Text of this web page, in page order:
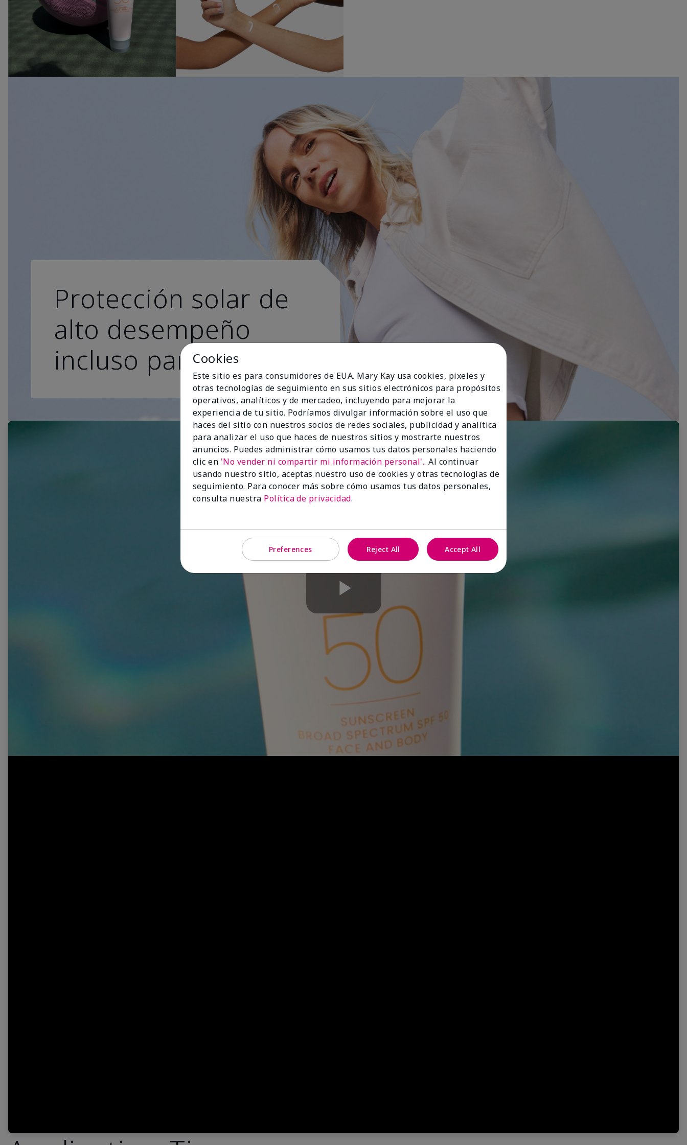
Protección solar de
alto desempeño
incluso para los esti
Play
Video
Cookies
Este sitio es para consumidores de EUA. Mary Kay usa cookies, pixeles y
otras tecnologías de seguimiento en sus sitios electrónicos para propósitos
operativos, analíticos y de mercadeo, incluyendo para mejorar la
experiencia de tu sitio. Podríamos divulgar información sobre el uso que
haces del sitio con nuestros socios de redes sociales, publicidad y analítica
para analizar el uso que haces de nuestros sitios y mostrarte nuestros
anuncios. Puedes administrar cómo usamos tus datos personales haciendo
clic en 'No vender ni compartir mi información personal'.. Al continuar
usando nuestro sitio, aceptas nuestro uso de cookies y otras tecnologías de
seguimiento. Para conocer más sobre cómo usamos tus datos personales,
consulta nuestra Política de privacidad.
Preferences Reject All Accept All